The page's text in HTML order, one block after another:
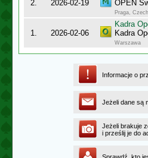
2. 2026-02-19
OPEN
Praga,
1. 2026-02-06
Kadra
Kadra
Warszawa
Informacje o
Jeżeli dane są
Jeżeli brakuje
i prześlij je do